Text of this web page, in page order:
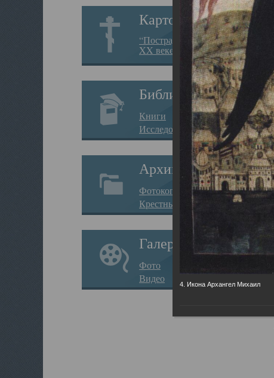
Картотека
“Пострадавшие за веру в
XX веке на Севере”
Библиотека
Книги
Исследования
Архив
Фотокопии дел
Крестные ходы
Галерея
Фото
Видео
4. Икона Архангел Михаил